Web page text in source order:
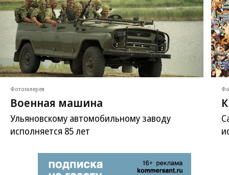
Фотогалерея
Военная машина
Ульяновскому автомобильному заводу
исполняется 85 лет